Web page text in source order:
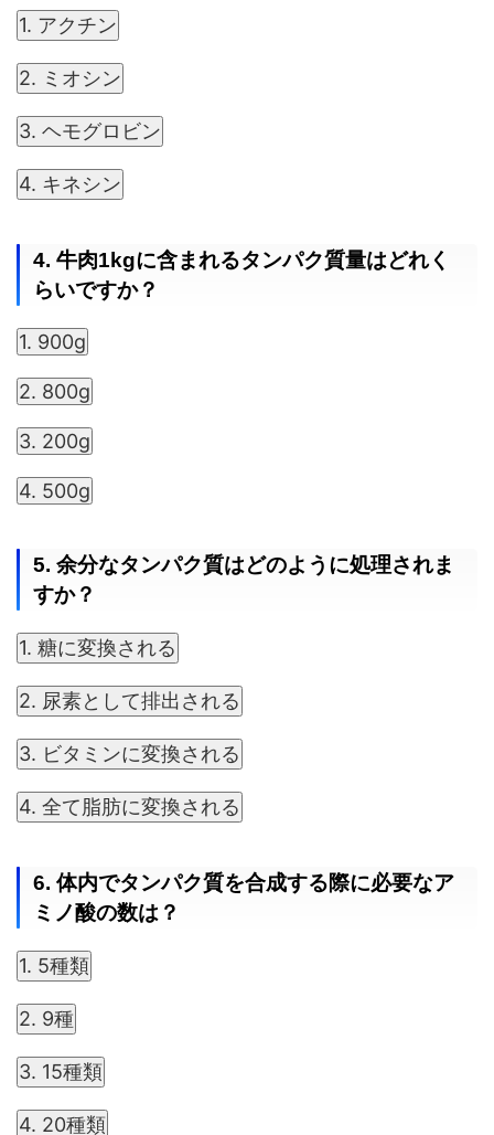
1. アクチン
2. ミオシン
3. ヘモグロビン
4. キネシン
4. 牛肉1kgに含まれるタンパク質量はどれく
らいですか？
1. 900g
2. 800g
3. 200g
4. 500g
5. 余分なタンパク質はどのように処理されま
すか？
1. 糖に変換される
2. 尿素として排出される
3. ビタミンに変換される
4. 全て脂肪に変換される
6. 体内でタンパク質を合成する際に必要なア
ミノ酸の数は？
1. 5種類
2. 9種
3. 15種類
4. 20種類